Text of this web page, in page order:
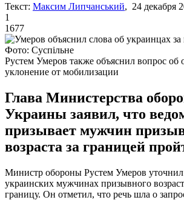
Текст: Максим Липчанський, 24 декабря
1
1677
Фото: Суспільне
Рустем Умеров также объяснил вопрос об
уклонение от мобилизации
Глава Министерства
Украины заявил, что
призывает мужчин
возраста за границей
Министр обороны Рустем Умеров уточнил
украинских мужчинах призывного
границу. Он отметил, что речь шла о